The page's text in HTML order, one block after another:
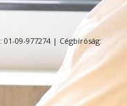
09-977274 | Cégbíróság: